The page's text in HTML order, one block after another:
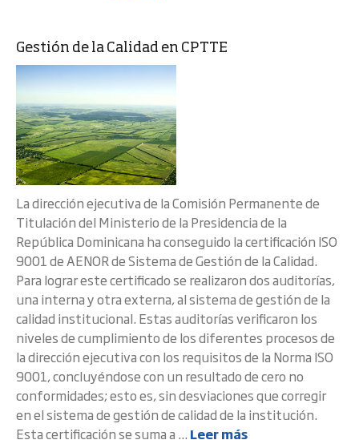
Gestión de la Calidad en CPTTE
La dirección ejecutiva de la Comisión Permanente de
Titulación del Ministerio de la Presidencia de la
República Dominicana ha conseguido la certificación ISO
9001 de AENOR de Sistema de Gestión de la Calidad.
Para lograr este certificado se realizaron dos auditorías,
una interna y otra externa, al sistema de gestión de la
calidad institucional. Estas auditorías verificaron los
niveles de cumplimiento de los diferentes procesos de
la dirección ejecutiva con los requisitos de la Norma ISO
9001, concluyéndose con un resultado de cero no
conformidades; esto es, sin desviaciones que corregir
en el sistema de gestión de calidad de la institución.
Esta certificación se suma a ... Leer más